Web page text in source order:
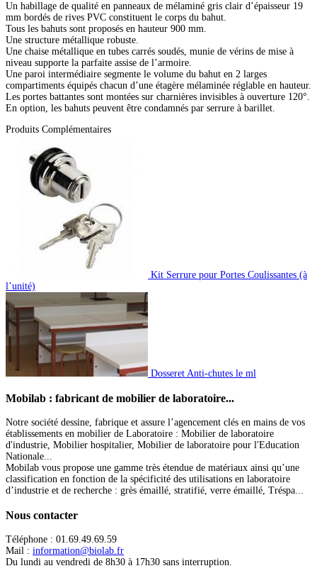
Un habillage de qualité en panneaux de mélaminé gris clair d’épaisseur 19
mm bordés de rives PVC constituent le corps du bahut.
Tous les bahuts sont proposés en hauteur 900 mm.
Une structure métallique robuste.
Une chaise métallique en tubes carrés soudés, munie de vérins de mise à
niveau supporte la parfaite assise de l’armoire.
Une paroi intermédiaire segmente le volume du bahut en 2 larges
compartiments équipés chacun d’une étagère mélaminée réglable en hauteur.
Les portes battantes sont montées sur charnières invisibles à ouverture 120°.
En option, les bahuts peuvent être condamnés par serrure à barillet.
Produits Complémentaires
Kit Serrure pour Portes Coulissantes (à
l’unité)
Dosseret Anti-chutes le ml
Mobilab : fabricant de mobilier de laboratoire...
Notre société dessine, fabrique et assure l’agencement clés en mains de vos
établissements en mobilier de Laboratoire : Mobilier de laboratoire
d'industrie, Mobilier hospitalier, Mobilier de laboratoire pour l'Education
Nationale...
Mobilab vous propose une gamme très étendue de matériaux ainsi qu’une
classification en fonction de la spécificité des utilisations en laboratoire
d’industrie et de recherche : grès émaillé, stratifié, verre émaillé, Tréspa...
Nous contacter
Téléphone : 01.69.49.69.59
Mail : information@biolab.fr
Du lundi au vendredi de 8h30 à 17h30 sans interruption.